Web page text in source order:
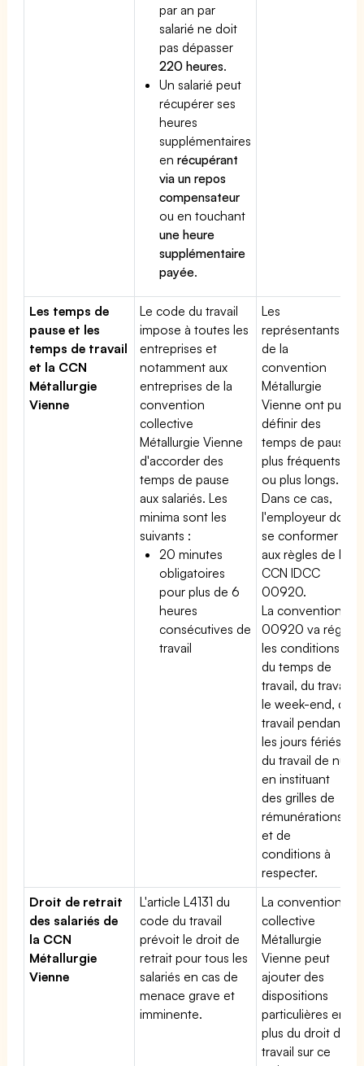
par an par
salarié ne doit
pas dépasser
220 heures.
Un salarié peut
récupérer ses
heures
supplémentaires
enrécupérant
via un repos
compensateur
ou en touchant
une heure
supplémentaire
payée.
Les temps de
pause et les
temps de travail
et la CCN
Métallurgie
Vienne
Le code du travail
impose à toutes les
entreprises et
notamment aux
entreprises de la
convention
collective
Métallurgie Vienne
d'accorder des
temps de pause
aux salariés. Les
minima sont les
suivants :
20 minutes
obligatoires
pour plus de 6
heures
consécutives de
travail
Les
représentants
de la
convention
Métallurgie
Vienne ont pu
définir des
temps de pause
plus fréquents
ou plus longs.
Dans ce cas,
l'employeur doit
se conformer
aux règles de la
CCN IDCC
00920.
La convention
00920 va régir
les conditions
du temps de
travail, du travail
le week-end, du
travail pendant
les jours fériés,
du travail de nuit
en instituant
des grilles de
rémunérations
et de
conditions à
respecter.
Droit de retrait
des salariés de
la CCN
Métallurgie
Vienne
L'article L4131 du
code du travail
prévoit le droit de
retrait pour tous les
salariés en cas de
menace grave et
imminente.
La convention
collective
Métallurgie
Vienne peut
ajouter des
dispositions
particulières en
plus du droit du
travail sur ce